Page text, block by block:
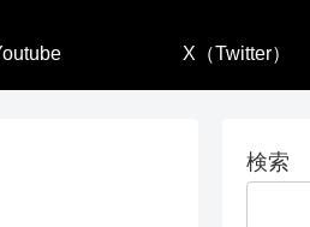
X（Twitter）
検索